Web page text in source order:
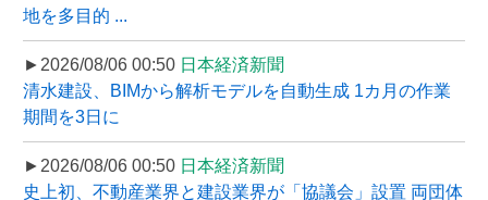
地を多目的 ...
►2026/08/06 00:50 日本経済新聞
清水建設、BIMから解析モデルを自動生成 1カ月の作業
期間を3日に
►2026/08/06 00:50 日本経済新聞
史上初、不動産業界と建設業界が「協議会」設置 両団体